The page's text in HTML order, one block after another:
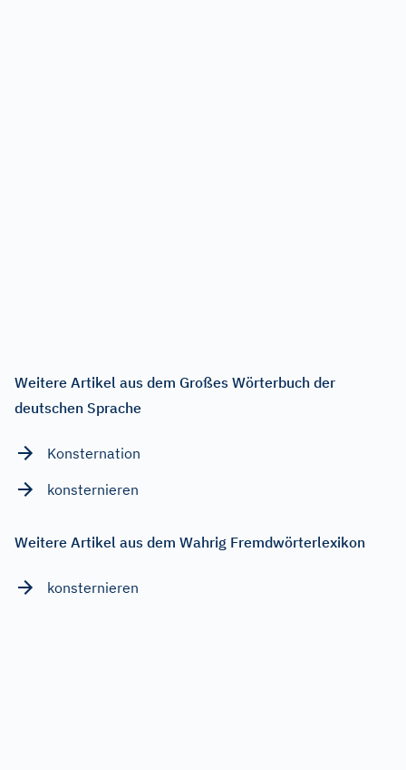
Weitere Artikel aus dem Großes Wörterbuch der
deutschen Sprache
Konsternation
konsternieren
Weitere Artikel aus dem Wahrig Fremdwörterlexikon
konsternieren